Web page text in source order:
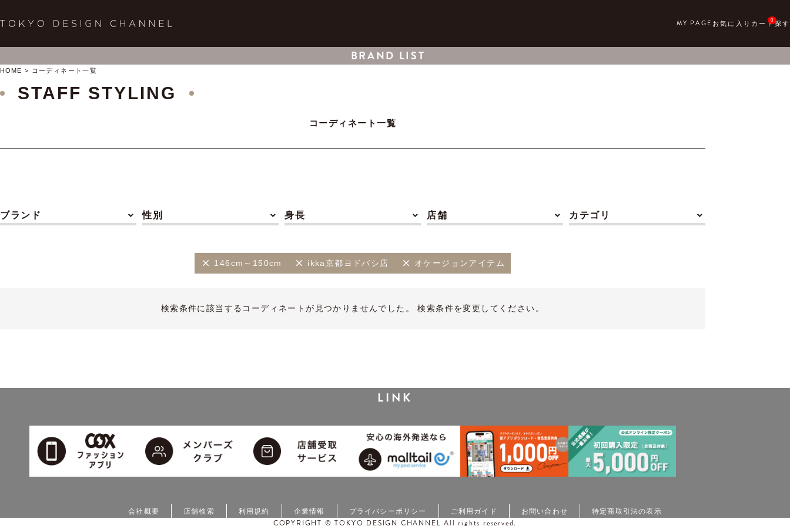
0
BRAND LIST
HOME コーディネート一覧
STAFF STYLING
コーディネート一覧
ブランド 性別 身長 店舗 カテゴリ
146cm～150cm ikka京都ヨドバシ店 オケージョンアイテム
検索条件に該当するコーディネートが見つかりませんでした。 検索条件を変更してください。
LINK
会社概要 店舗検索 利用規約 企業情報 プライバシーポリシー ご利用ガイド お問い合わせ 特定商取引法の表示
COPYRIGHT © TOKYO DESIGN CHANNEL All rights reserved.